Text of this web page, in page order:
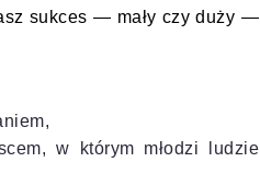
sukces — mały czy duży —
w którym młodzi ludzie